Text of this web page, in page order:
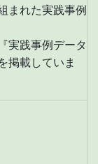
まれた実践事例
『実践事例データ
掲載していま